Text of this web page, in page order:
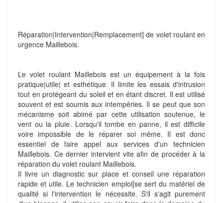
Réparation|Intervention|Remplacement] de volet roulant en
urgence Maillebois.
Le volet roulant Maillebois est un équipement à la fois
pratique|utile| et esthétique. Il limite les essais d'intrusion
tout en protégeant du soleil et en étant discret. Il est utilisé
souvent et est soumis aux intempéries. Il se peut que son
mécanisme soit abimé par cette utilisation soutenue, le
vent ou la pluie. Lorsqu'il tombe en panne, il est difficile
voire impossible de le réparer soi même. Il est donc
essentiel de faire appel aux services d'un technicien
Maillebois. Ce dernier intervient vite afin de procéder à la
réparation du volet roulant Maillebois.
Il livre un diagnostic sur place et conseil une réparation
rapide et utile. Le technicien emploi[se sert du matériel de
qualité si l'intervention le nécessite. S'il s'agit purement